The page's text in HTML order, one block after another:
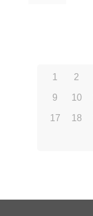
1 2
9 10
17 18